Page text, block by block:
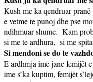
Kush me ka qendruar pranë
e vetme te punoj dhe pse
ndihmuar shume. Kam
si me te ardhura, si me
Si mendoni se do te
E ardhmja ime jane femijët
ime s’ka kuptim, femijët